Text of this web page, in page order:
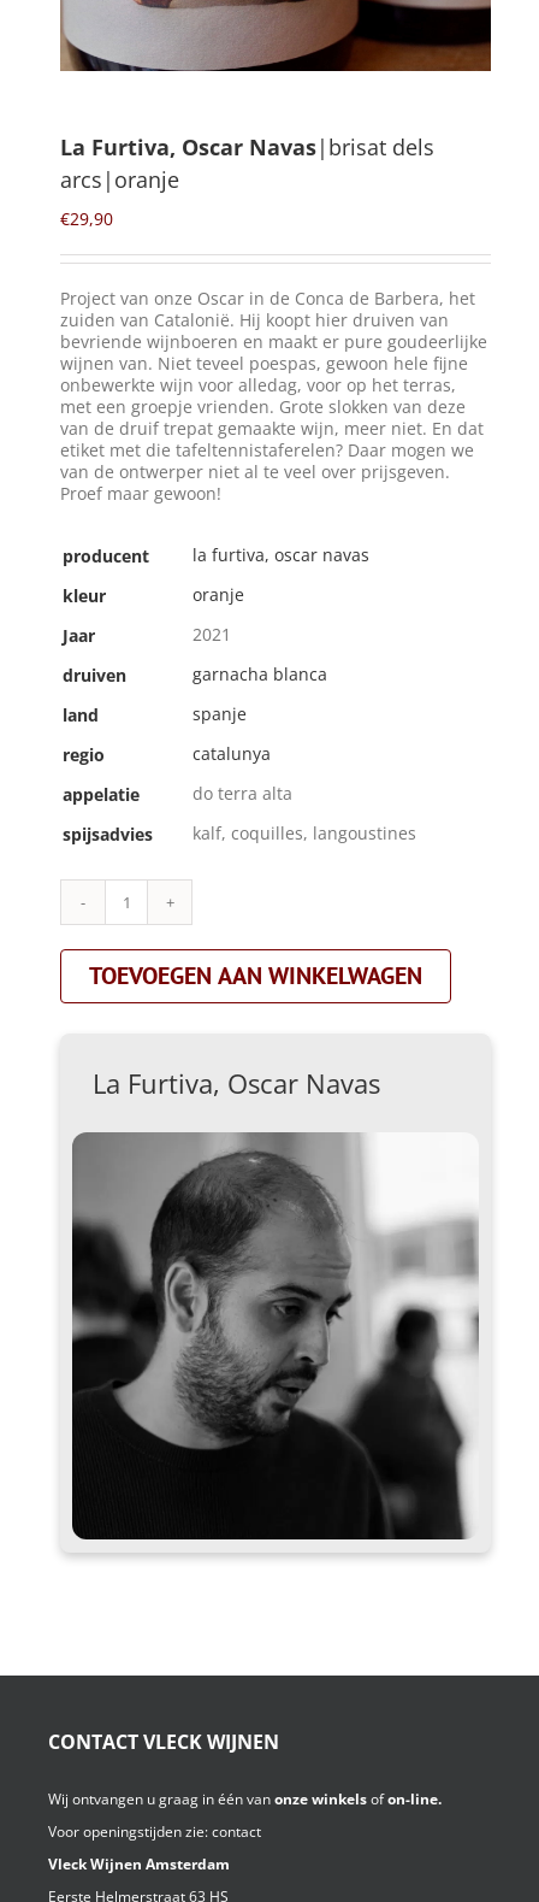
Mijn Account
Zoeken
NL
La Furtiva, Oscar Navas|brisat dels
arcs|oranje
€29,90
Project van onze Oscar in de Conca de Barbera, het
zuiden van Catalonië. Hij koopt hier druiven van
bevriende wijnboeren en maakt er pure goudeerlijke
wijnen van. Niet teveel poespas, gewoon hele fijne
onbewerkte wijn voor alledag, voor op het terras,
met een groepje vrienden. Grote slokken van deze
van de druif trepat gemaakte wijn, meer niet. En dat
etiket met die tafeltennistaferelen? Daar mogen we
van de ontwerper niet al te veel over prijsgeven.
Proef maar gewoon!
producent
la furtiva, oscar navas
kleur
oranje
Jaar
2021
druiven
garnacha blanca
land
spanje
regio
catalunya
appelatie
do terra alta
spijsadvies
kalf, coquilles, langoustines
La
Furtiva,
Oscar
Navas|brisat
dels
TOEVOEGEN AAN WINKELWAGEN
La Furtiva, Oscar Navas
CONTACT VLECK WIJNEN
Wij ontvangen u graag in één vanonze winkelsofon-line.
Voor openingstijden zie:contact
Vleck Wijnen Amsterdam
Eerste Helmerstraat 63 HS